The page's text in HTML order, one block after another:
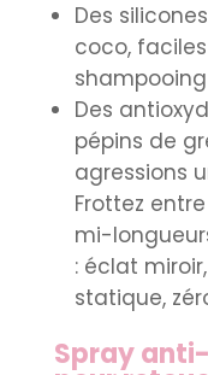
Des
coco,
Des
pépins de
agressions
Frottez
mi-
: éclat
statique,
Spray